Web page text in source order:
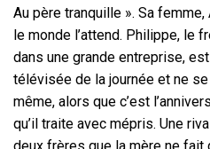
Au père tranquille ». Sa
le monde l’attend. Philippe, le
dans une grande entreprise,
télévisée de la journée et ne
même, alors que c’est
qu’il traite avec mépris. Une